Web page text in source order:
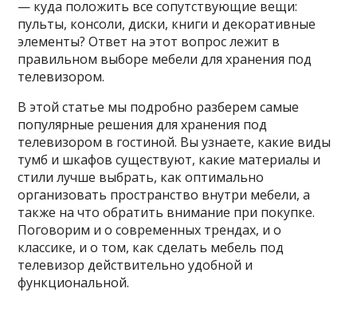
— куда положить все сопутствующие вещи:
пульты, консоли, диски, книги и декоративные
элементы? Ответ на этот вопрос лежит в
правильном выборе мебели для хранения под
телевизором.
В этой статье мы подробно разберем самые
популярные решения для хранения под
телевизором в гостиной. Вы узнаете, какие виды
тумб и шкафов существуют, какие материалы и
стили лучше выбрать, как оптимально
организовать пространство внутри мебели, а
также на что обратить внимание при покупке.
Поговорим и о современных трендах, и о
классике, и о том, как сделать мебель под
телевизор действительно удобной и
функциональной.